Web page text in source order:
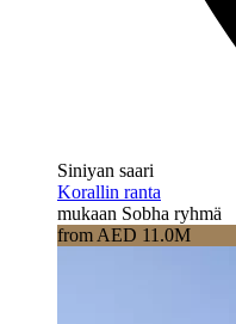
Siniyan saari
Korallin ranta
mukaan Sobha ryhmä
from AED 11.0M